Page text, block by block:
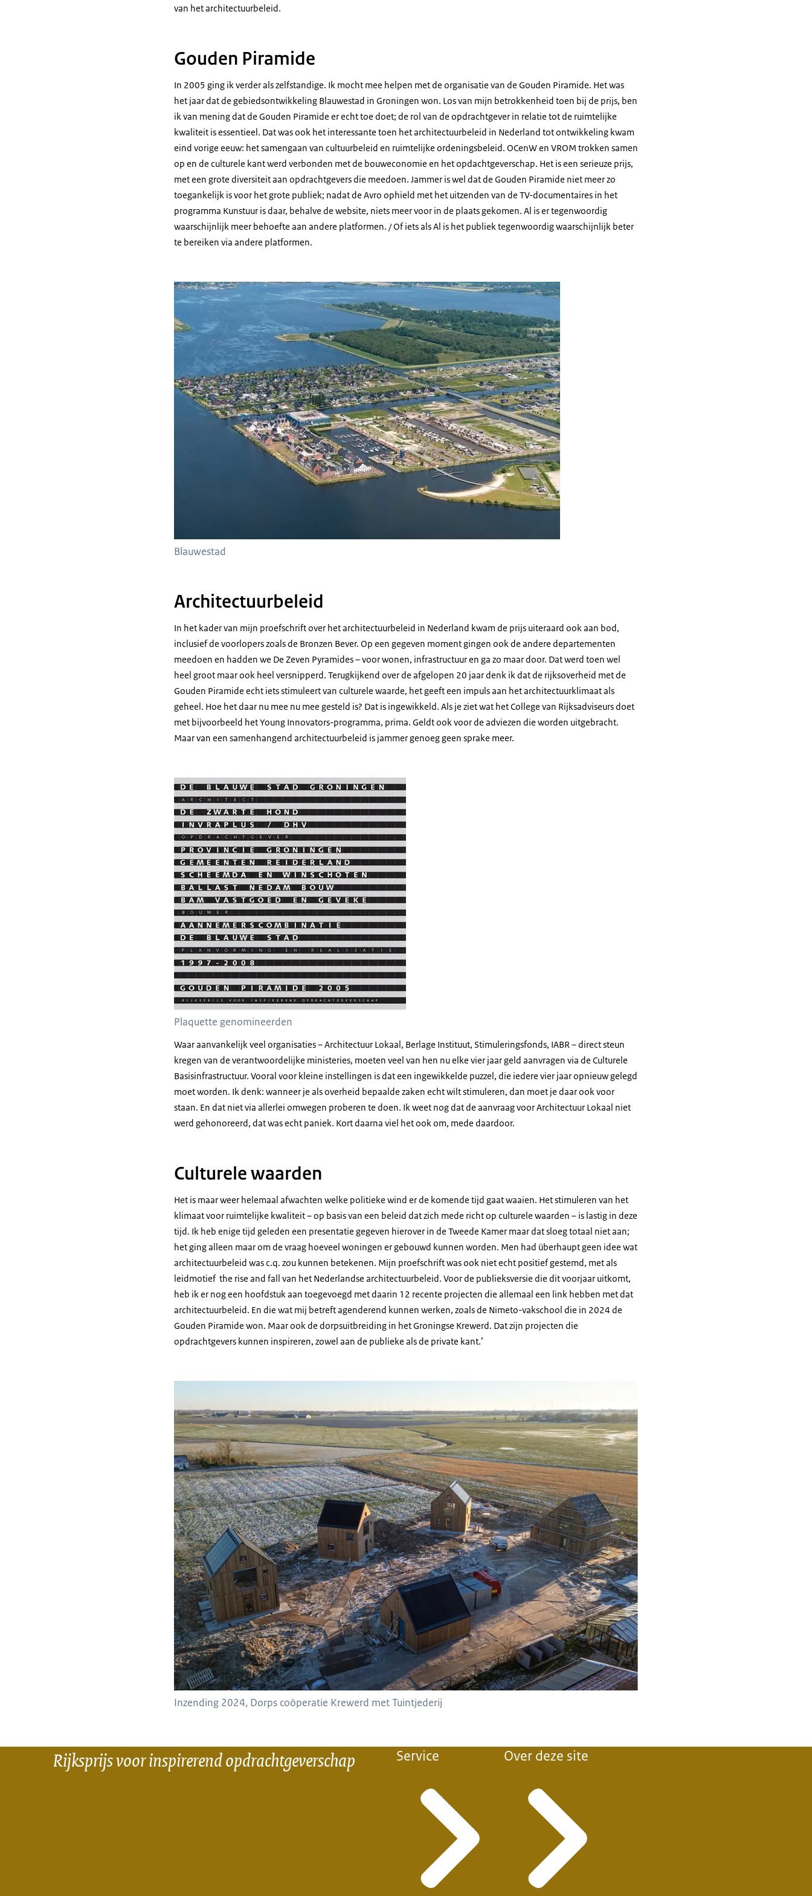
van het architectuurbeleid.
Gouden Piramide
In 2005 ging ik verder als zelfstandige. Ik mocht mee helpen met de organisatie van de Gouden Piramide. Het was
het jaar dat de gebiedsontwikkeling Blauwestad in Groningen won. Los van mijn betrokkenheid toen bij de prijs, ben
ik van mening dat de Gouden Piramide er echt toe doet; de rol van de opdrachtgever in relatie tot de ruimtelijke
kwaliteit is essentieel. Dat was ook het interessante toen het architectuurbeleid in Nederland tot ontwikkeling kwam
eind vorige eeuw: het samengaan van cultuurbeleid en ruimtelijke ordeningsbeleid. OCenW en VROM trokken samen
op en de culturele kant werd verbonden met de bouweconomie en het opdachtgeverschap. Het is een serieuze prijs,
met een grote diversiteit aan opdrachtgevers die meedoen. Jammer is wel dat de Gouden Piramide niet meer zo
toegankelijk is voor het grote publiek; nadat de Avro ophield met het uitzenden van de TV-documentaires in het
programma Kunstuur is daar, behalve de website, niets meer voor in de plaats gekomen. Al is er tegenwoordig
waarschijnlijk meer behoefte aan andere platformen. / Of iets als Al is het publiek tegenwoordig waarschijnlijk beter
te bereiken via andere platformen.
Blauwestad
Architectuurbeleid
In het kader van mijn proefschrift over het architectuurbeleid in Nederland kwam de prijs uiteraard ook aan bod,
inclusief de voorlopers zoals de Bronzen Bever. Op een gegeven moment gingen ook de andere departementen
meedoen en hadden we De Zeven Pyramides – voor wonen, infrastructuur en ga zo maar door. Dat werd toen wel
heel groot maar ook heel versnipperd. Terugkijkend over de afgelopen 20 jaar denk ik dat de rijksoverheid met de
Gouden Piramide echt iets stimuleert van culturele waarde, het geeft een impuls aan het architectuurklimaat als
geheel. Hoe het daar nu mee nu mee gesteld is? Dat is ingewikkeld. Als je ziet wat het College van Rijksadviseurs doet
met bijvoorbeeld het Young Innovators-programma, prima. Geldt ook voor de adviezen die worden uitgebracht.
Maar van een samenhangend architectuurbeleid is jammer genoeg geen sprake meer.
Plaquette genomineerden
Waar aanvankelijk veel organisaties – Architectuur Lokaal, Berlage Instituut, Stimuleringsfonds, IABR – direct steun
kregen van de verantwoordelijke ministeries, moeten veel van hen nu elke vier jaar geld aanvragen via de Culturele
Basisinfrastructuur. Vooral voor kleine instellingen is dat een ingewikkelde puzzel, die iedere vier jaar opnieuw gelegd
moet worden. Ik denk: wanneer je als overheid bepaalde zaken echt wilt stimuleren, dan moet je daar ook voor
staan. En dat niet via allerlei omwegen proberen te doen. Ik weet nog dat de aanvraag voor Architectuur Lokaal niet
werd gehonoreerd, dat was echt paniek. Kort daarna viel het ook om, mede daardoor.
Culturele waarden
Het is maar weer helemaal afwachten welke politieke wind er de komende tijd gaat waaien. Het stimuleren van het
klimaat voor ruimtelijke kwaliteit – op basis van een beleid dat zich mede richt op culturele waarden – is lastig in deze
tijd. Ik heb enige tijd geleden een presentatie gegeven hierover in de Tweede Kamer maar dat sloeg totaal niet aan;
het ging alleen maar om de vraag hoeveel woningen er gebouwd kunnen worden. Men had überhaupt geen idee wat
architectuurbeleid was c.q. zou kunnen betekenen. Mijn proefschrift was ook niet echt positief gestemd, met als
leidmotief the rise and fall van het Nederlandse architectuurbeleid. Voor de publieksversie die dit voorjaar uitkomt,
heb ik er nog een hoofdstuk aan toegevoegd met daarin 12 recente projecten die allemaal een link hebben met dat
architectuurbeleid. En die wat mij betreft agenderend kunnen werken, zoals de Nimeto-vakschool die in 2024 de
Gouden Piramide won. Maar ook de dorpsuitbreiding in het Groningse Krewerd. Dat zijn projecten die
opdrachtgevers kunnen inspireren, zowel aan de publieke als de private kant.’
Inzending 2024, Dorps coöperatie Krewerd met Tuintjederij
Rijksprijs voor inspirerend opdrachtgeverschap Service Over deze site